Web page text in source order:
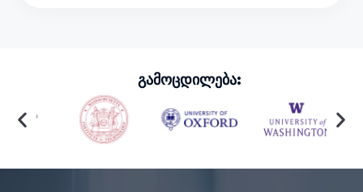
Გამოცდილება: